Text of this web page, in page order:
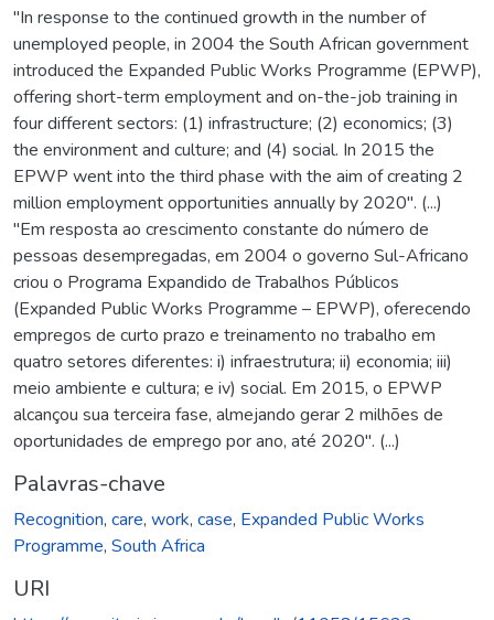
"In response to the continued growth in the number of
unemployed people, in 2004 the South African government
introduced the Expanded Public Works Programme (EPWP),
offering short-term employment and on-the-job training in
four different sectors: (1) infrastructure; (2) economics; (3)
the environment and culture; and (4) social. In 2015 the
EPWP went into the third phase with the aim of creating 2
million employment opportunities annually by 2020". (...)
"Em resposta ao crescimento constante do número de
pessoas desempregadas, em 2004 o governo Sul-Africano
criou o Programa Expandido de Trabalhos Públicos
(Expanded Public Works Programme – EPWP), oferecendo
empregos de curto prazo e treinamento no trabalho em
quatro setores diferentes: i) infraestrutura; ii) economia; iii)
meio ambiente e cultura; e iv) social. Em 2015, o EPWP
alcançou sua terceira fase, almejando gerar 2 milhões de
oportunidades de emprego por ano, até 2020". (...)
Palavras-chave
Recognition, care, work, case, Expanded Public Works
Programme, South Africa
URI